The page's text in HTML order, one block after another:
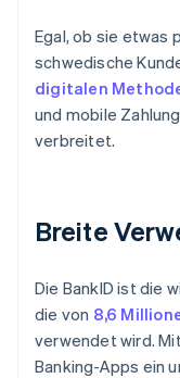
Egal, ob sie etwas
schwedische
digitalen
und mobile
verbreitet.
Breite
Die BankID ist die
die von 8,6
verwendet wird.
Banking-Apps ein